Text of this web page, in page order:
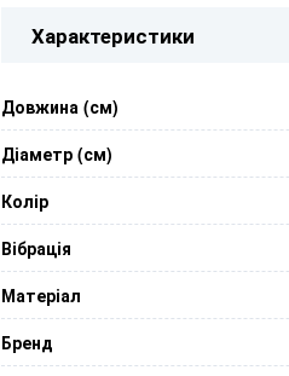
Характеристики
Довжина (см)
Діаметр (см)
Колір
Вібрація
Матеріал
Бренд